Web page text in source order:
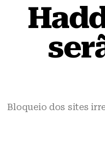
Bloqueio dos sites